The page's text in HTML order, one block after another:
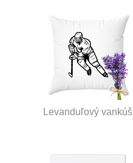
Levanduľový vankúš